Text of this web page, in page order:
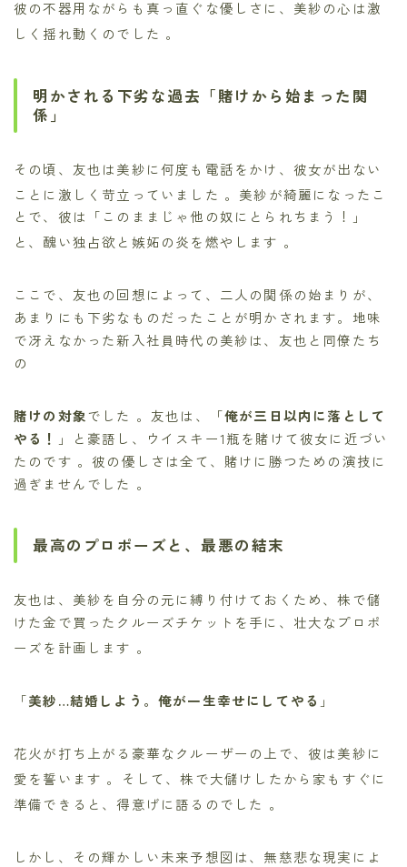
彼の不器用ながらも真っ直ぐな優しさに、美紗の心は激
しく揺れ動くのでした 。
明かされる下劣な過去「賭けから始まった関
係」
その頃、友也は美紗に何度も電話をかけ、彼女が出ない
ことに激しく苛立っていました 。美紗が綺麗になったこ
とで、彼は「このままじゃ他の奴にとられちまう！」
と、醜い独占欲と嫉妬の炎を燃やします 。
ここで、友也の回想によって、二人の関係の始まりが、
あまりにも下劣なものだったことが明かされます。地味
で冴えなかった新入社員時代の美紗は、友也と同僚たち
の
賭けの対象でした 。友也は、「俺が三日以内に落として
やる！ 」と豪語し、ウイスキー1瓶を賭けて彼女に近づい
たのです 。彼の優しさは全て、賭けに勝つための演技に
過ぎませんでした 。
最高のプロポーズと、最悪の結末
友也は、美紗を自分の元に縛り付けておくため、株で儲
けた金で買ったクルーズチケットを手に、壮大なプロポ
ーズを計画します 。
「美紗…結婚しよう。俺が一生幸せにしてやる 」
花火が打ち上がる豪華なクルーザーの上で、彼は美紗に
愛を誓います 。そして、株で大儲けしたから家もすぐに
準備できると、得意げに語るのでした 。
しかし、その輝かしい未来予想図は、無慈悲な現実によ